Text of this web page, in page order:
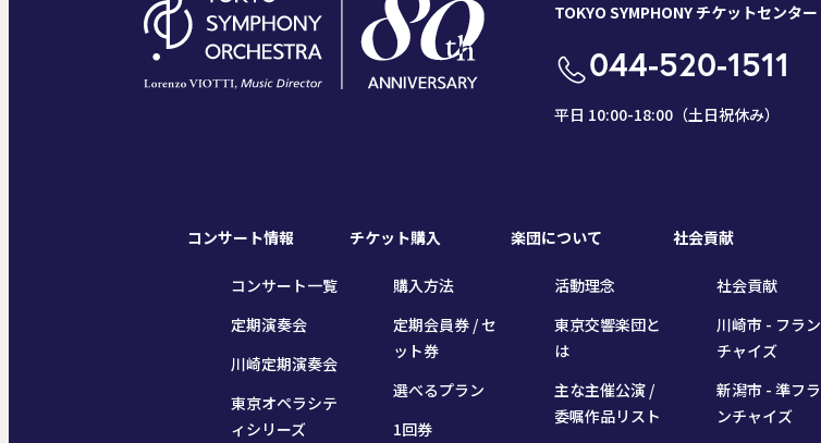
TOKYO SYMPHONY チケットセンター
044-520-1511
平日 10:00-18:00（土日祝休み）
コンサート情報
コンサート一覧
定期演奏会
川崎定期演奏会
東京オペラシテ
ィシリーズ
チケット購入
購入方法
定期会員券 / セ
ット券
選べるプラン
1回券
楽団について
活動理念
東京交響楽団と
は
主な主催公演 /
委嘱作品リスト
社会貢献
社会貢献
川崎市 - フラン
チャイズ
新潟市 - 準フラ
ンチャイズ